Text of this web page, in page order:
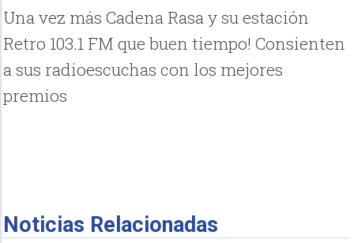
Una vez más Cadena Rasa y su estación
Retro 103.1 FM que buen tiempo! Consienten
a sus radioescuchas con los mejores
premios
Noticias Relacionadas